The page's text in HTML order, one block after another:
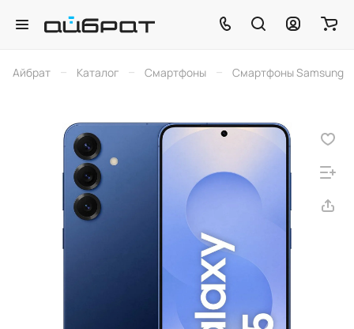
Айбрат – Каталог – Смартфоны – Смартфоны Samsung